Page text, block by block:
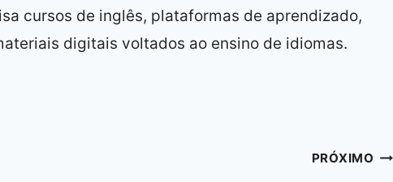
cursos de inglês, plataformas de aprendizado,
digitais voltados ao ensino de idiomas.
PRÓXIMO